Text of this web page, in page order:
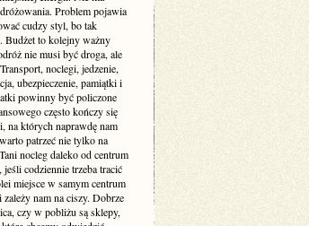
Problem pojawia
cudzy styl, bo tak
Budżet to kolejny ważny
nie musi być droga, ale
noclegi, jedzenie,
ubezpieczenie, pamiątki i
powinny być policzone
często kończy się
na których naprawdę nam
patrzeć nie tylko na
nocleg daleko od centrum
jeśli codziennie trzeba tracić
miejsce w samym centrum
zależy nam na ciszy. Dobrze
czy w pobliżu są sklepy,